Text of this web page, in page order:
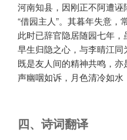
河南知县，因刚正不阿遭
“借园主人”。其暮年失意，
此时已辞官隐居随园七年
早生归隐之心，与李晴江同
既是友人间的精神共鸣，
声幽咽如诉，月色清冷如水
四、诗词翻译